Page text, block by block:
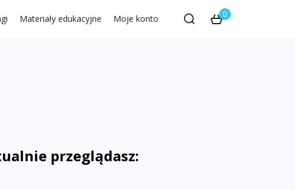
Materiały edukacyjne Moje konto 0
przeglądasz: